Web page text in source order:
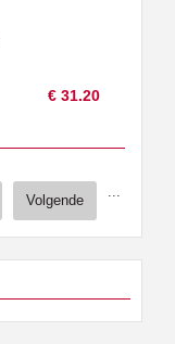
€ 31.20
Volgende